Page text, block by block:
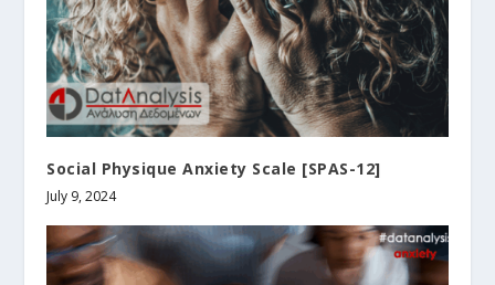
Social Physique Anxiety Scale [SPAS-12]
July 9, 2024